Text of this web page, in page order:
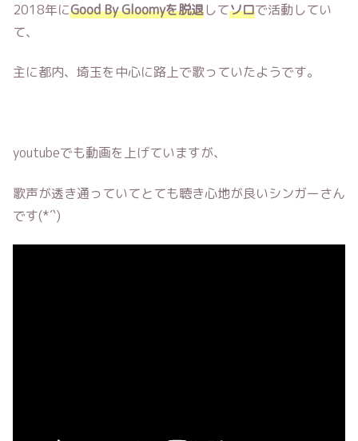
2018年にGood By Gloomyを脱退してソロで活動してい
て、
主に都内、埼玉を中心に路上で歌っていたようです。
youtubeでも動画を上げていますが、
歌声が透き通っていてとても聴き心地が良いシンガーさん
です(*´`)